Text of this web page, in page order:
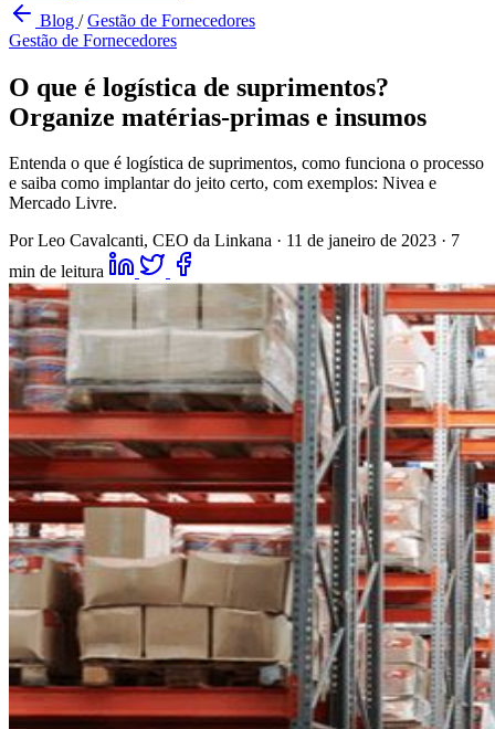
Blog /Gestão de Fornecedores
Gestão de Fornecedores
O que é logística de suprimentos?
Organize matérias-primas e insumos
Entenda o que é logística de suprimentos, como funciona o processo
e saiba como implantar do jeito certo, com exemplos: Nivea e
Mercado Livre.
Por Leo Cavalcanti, CEO da Linkana · 11 de janeiro de 2023 · 7
min de leitura